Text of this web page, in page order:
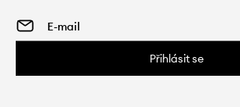
Přihlásit se